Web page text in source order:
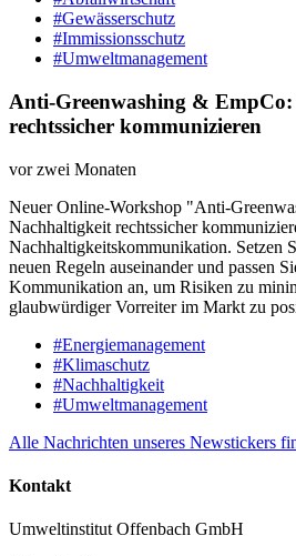
#Gewässerschutz
#Immissionsschutz
#Umweltmanagement
Anti-Greenwashing &
rechtssicher kommunizieren
vor zwei Monaten
Neuer Online-Workshop "Anti-
Nachhaltigkeit rechtssicher
Nachhaltigkeitskommunikation. Setzen
neuen Regeln auseinander und passen
Kommunikation an, um Risiken zu
glaubwürdiger Vorreiter im Markt zu
#Energiemanagement
#Klimaschutz
#Nachhaltigkeit
#Umweltmanagement
Alle Nachrichten unseres Newstickers
Kontakt
Umweltinstitut Offenbach GmbH